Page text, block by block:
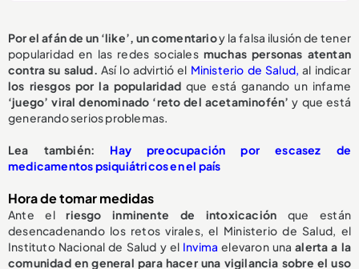
Por el afán de un ‘like’, un comentarioy la falsa ilusión de tener
popularidad en las redes sociales muchas personas atentan
contra su salud. Así lo advirtió el Ministerio de Salud,al indicar
los riesgos por la popularidadque está ganando un infame
‘juego’ viral denominado ‘reto del acetaminofén’ y que está
generando serios problemas.
Lea también: Hay preocupación por escasez de
medicamentos psiquiátricos en el país
Hora de tomar medidas
Ante elriesgo inminente de intoxicación que están
desencadenando los retos virales, el Ministerio de Salud, el
Instituto Nacional de Salud y el Invima elevaron unaalerta a la
comunidad en general para hacer una vigilancia sobre el uso